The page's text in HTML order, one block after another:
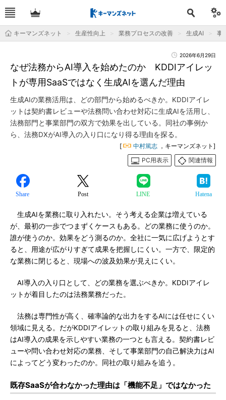
キーマンズネット 生産性向上 業務プロセスの改善 生成AI 事
2026年6月29日
なぜ法務からAI導入を始めたのか KDDIアイレッ
トが専用SaaSではなく生成AIを選んだ理由
生成AIの業務活用は、どの部門から始めるべきか。KDDIアイレ
ットは契約書レビューや法務問い合わせ対応に生成AIを活用し、
法務部門と事業部門の双方で効果を出している。同社の事例か
ら、法務DXがAI導入の入り口になり得る理由を探る。
[ 中村篤志 ，キーマンズネット]
PC用表示
関連情報
Share Post LINE Hatena
生成AIを業務に取り入れたい。そう考える企業は増えている
が、最初の一歩でつまずくケースもある。どの業務に使うのか。
誰が使うのか。効果をどう測るのか。全社に一気に広げようとす
ると、用途が広がりすぎて成果を把握しにくい。一方で、限定的
な業務に閉じると、現場への波及効果が見えにくい。
AI導入の入り口として、どの業務を選ぶべきか。KDDIアイレ
ットが着目したのは法務業務だった。
法務は専門性が高く、確率論的な出力をするAIには任せにくい
領域に見える。だがKDDIアイレットの取り組みを見ると、法務
はAI導入の成果を示しやすい業務の一つとも言える。契約書レビ
ューや問い合わせ対応の業務、そして事業部門の自己解決力はAI
によってどう変わったのか。同社の取り組みを追う。
既存SaaSが合わなかった理由は「機能不足」ではなかった